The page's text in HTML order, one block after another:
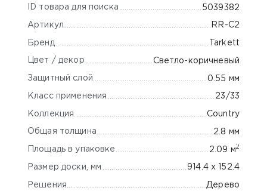
ID товара для поиска 5039382
Артикул RR-C2
Бренд Tarkett
Цвет / декор Светло-коричневый
Защитный слой 0.55 мм
Класс применения 23/33
Коллекция Country
Общая толщина 2.8 мм
Площадь в упаковке 2.09 м2
Размер доски, мм 914.4 х 152.4
Решения Дерево